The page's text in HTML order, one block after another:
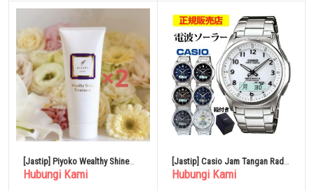
[Jastip] Piyoko Wealthy Shine
Treatment Set isi 2
Hubungi Kami
[Jastip] Casio Jam Tangan Radio
Solar Pria Analog
Hubungi Kami